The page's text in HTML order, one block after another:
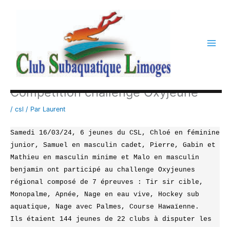
Compétition challenge Oxyjeune
/ csl / Par Laurent
Samedi 16/03/24, 6 jeunes du CSL, Chloé en féminine
junior, Samuel en masculin cadet, Pierre, Gabin et
Mathieu en masculin minime et Malo en masculin
benjamin ont participé au challenge Oxyjeunes
régional composé de 7 épreuves : Tir sir cible,
Monopalme, Apnée, Nage en eau vive, Hockey sub
aquatique, Nage avec Palmes, Course Hawaïenne.
Ils étaient 144 jeunes de 22 clubs à disputer les